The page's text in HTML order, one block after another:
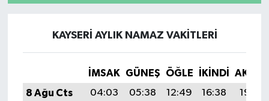
KAYSERI AYLIK NAMAZ VAKITLERI
İMSAK GÜNEŞ ÖĞLE İKINDI
8 Ağu Cts
04:03 05:38 12:49 16:38
19:49